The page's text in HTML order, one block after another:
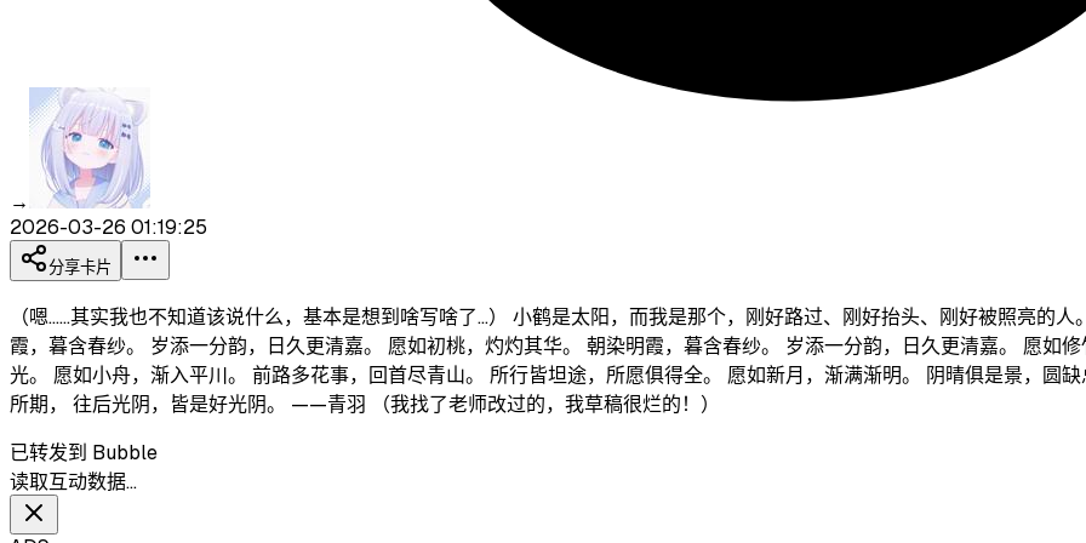
→
2026-03-26 01:19:25
分享卡片
（嗯……其实我也不知道该说什么，基本是想到啥写啥了…） 小鹤是太阳，而我是那个，刚好路过、刚好抬头、刚好被照亮的
霞，暮含春纱。 岁添一分韵，日久更清嘉。 愿如初桃，灼灼其华。 朝染明霞，暮含春纱。 岁添一分韵，日久更清嘉。 愿如
光。 愿如小舟，渐入平川。 前路多花事，回首尽青山。 所行皆坦途，所愿俱得全。 愿如新月，渐满渐明。 阴晴俱是景，圆
所期， 往后光阴，皆是好光阴。 ——青羽 （我找了老师改过的，我草稿很烂的！）
已转发到 Bubble
读取互动数据…